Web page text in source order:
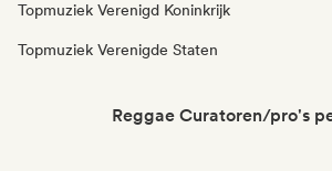
Topmuziek Verenigd Koninkrijk
Topmuziek Verenigde Staten
Reggae Curatoren/pro's